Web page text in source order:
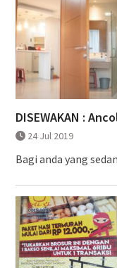
DISEWAKAN :
24 Jul 2019
Bagi anda yang